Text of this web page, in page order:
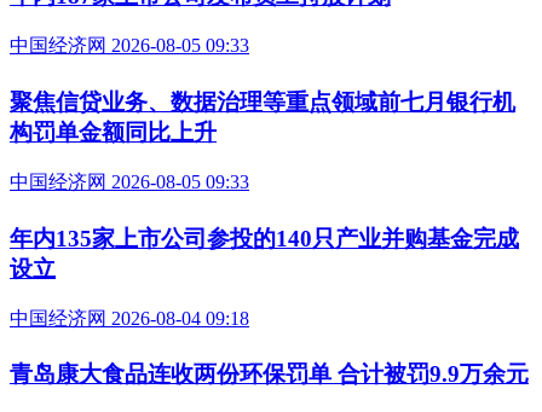
中国经济网 2026-08-05 09:33
聚焦信贷业务、数据治理等重点领域前七月银行机
构罚单金额同比上升
中国经济网 2026-08-05 09:33
年内135家上市公司参投的140只产业并购基金完成
设立
中国经济网 2026-08-04 09:18
青岛康大食品连收两份环保罚单 合计被罚9.9万余元